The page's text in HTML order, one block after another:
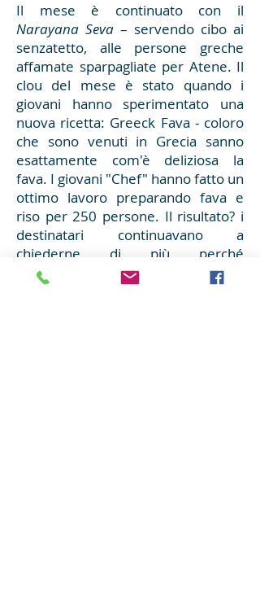
Il mese è continuato con il
Narayana Seva – servendo cibo ai
senzatetto, alle persone greche
affamate sparpagliate per Atene. Il
clou del mese è stato quando i
giovani hanno sperimentato una
nuova ricetta: Greeck Fava - coloro
che sono venuti in Grecia sanno
esattamente com'è deliziosa la
fava. I giovani "Chef" hanno fatto un
ottimo lavoro preparando fava e
riso per 250 persone. Il risultato? i
destinatari continuavano a
chiederne di più perché
sfortunatamente non sono abituati
a ricevere la fava che è un piatto da